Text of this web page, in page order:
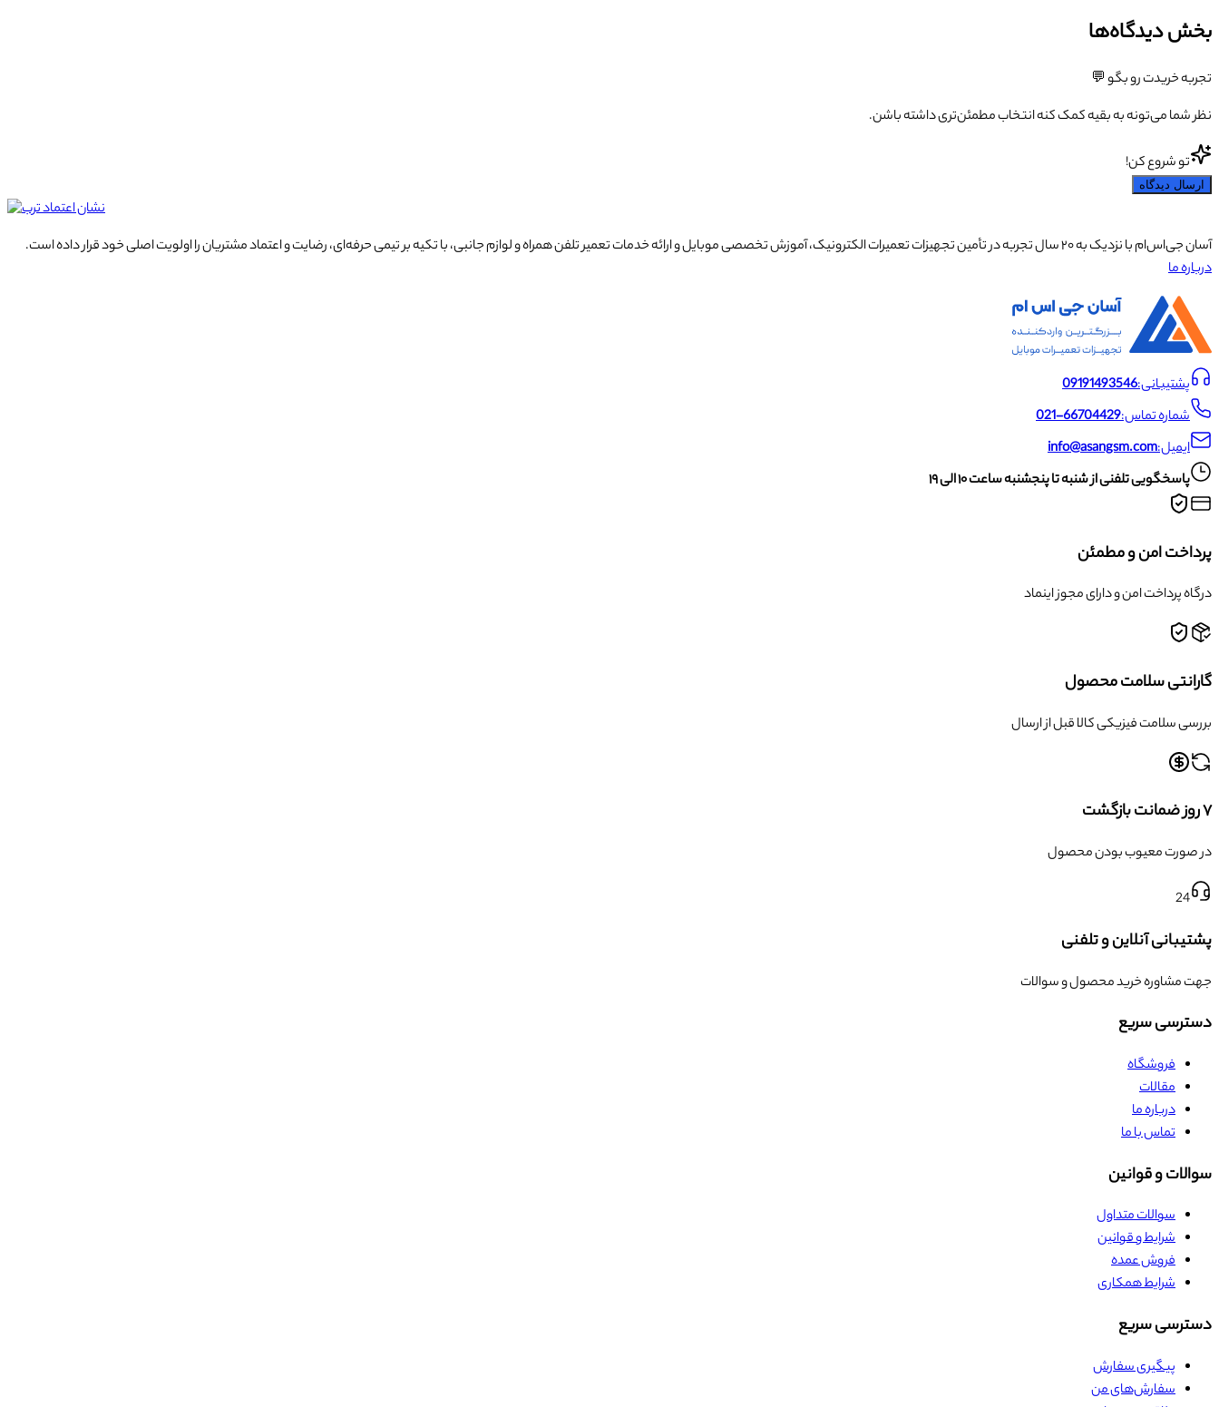
بخش دیدگاه‌ها
تجربه خریدت رو بگو 💬
نظر شما می‌تونه به بقیه کمک کنه انتخاب مطمئن‌تری داشته باشن.
تو شروع کن!
ارسال دیدگاه
آسان جی‌اس‌ام با نزدیک به ۲۰ سال تجربه در تأمین تجهیزات تعمیرات الکترونیک، آموزش تخصصی موبایل و ارائه خدمات تعمیر تلفن همراه و لوازم جانبی، با تکیه بر تیمی حرفه‌ای، رضایت و اعتماد مشتریان را اولویت اصلی خود قرار داده است.
درباره ما
پشتیبانی:09191493546
شماره تماس:021-66704429
ایمیل:info@asangsm.com
پاسخگویی تلفنی از شنبه تا پنجشنبه ساعت ۱۰ الی ۱۹
پرداخت امن و مطمئن
درگاه پرداخت امن و دارای مجوز اینماد
گارانتی سلامت محصول
بررسی سلامت فیزیکی کالا قبل از ارسال
۷ روز ضمانت بازگشت
در صورت معیوب بودن محصول
24
پشتیبانی آنلاین و تلفنی
جهت مشاوره خرید محصول و سوالات
دسترسی سریع
فروشگاه
مقالات
درباره ما
تماس با ما
سوالات و قوانین
سوالات متداول
شرایط و قوانین
فروش عمده
شرایط همکاری
دسترسی سریع
پیگیری سفارش
سفارش‌های من